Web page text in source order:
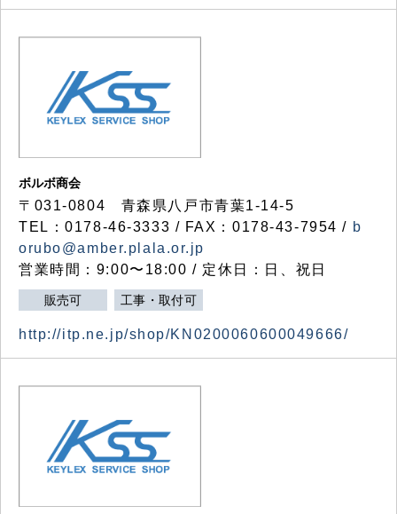
ボルボ商会
〒031-0804 青森県八戸市青葉1-14-5
TEL：0178-46-3333 / FAX：0178-43-7954 / b
orubo@amber.plala.or.jp
営業時間：9:00〜18:00 / 定休日：日、祝日
販売可 工事・取付可
http://itp.ne.jp/shop/KN0200060600049666/